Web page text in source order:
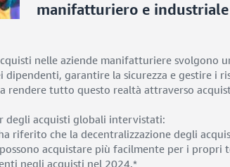
manifatturiero e industriale
nelle aziende manifatturiere svolgono
dipendenti, garantire la sicurezza e gestire i
a rendere tutto questo realtà attraverso
degli acquisti globali intervistati:
riferito che la decentralizzazione degli
acquistare più facilmente per i propri
negli acquisti nel 2024.*